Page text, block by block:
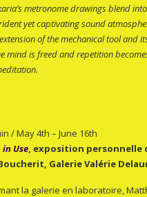
metronome drawings blend
yet captivating sound
of the mechanical tool and
mind is freed and repetition
/ May 4th – June 16th
Use, exposition personnelle
Galerie Valérie
la galerie en laboratoire,